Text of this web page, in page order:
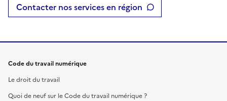
Contacter nos services en région
Code du travail numérique
Le droit du travail
Quoi de neuf sur le Code du travail numérique ?